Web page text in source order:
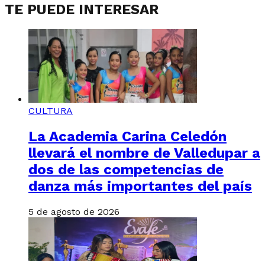
TE PUEDE INTERESAR
CULTURA
La Academia Carina Celedón
llevará el nombre de Valledupar a
dos de las competencias de
danza más importantes del país
5 de agosto de 2026